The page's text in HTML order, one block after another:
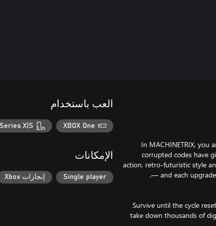
In MACHINETRIX, you
corrupted codes have
action, retro-futuristic style
Survive until the cycle
take down thousands of
العب باستخدام
XBOX One
X|S
الإمكانات
Single player إنجازات Xbox